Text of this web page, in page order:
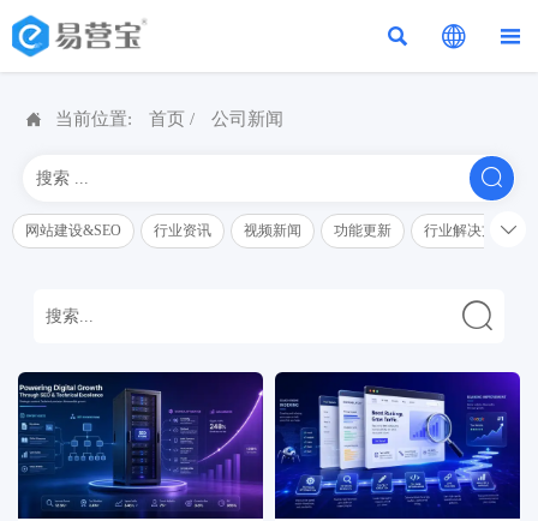
  
 当前位置: 首页 / 公司新闻

网站建设&SEO 行业资讯 视频新闻 功能更新 行业解决方案解读

